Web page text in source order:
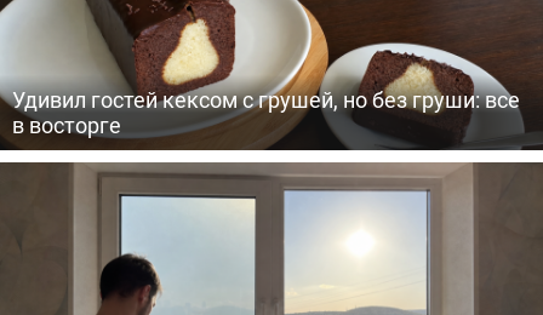
Удивил гостей кексом с грушей, но без груши: все
в восторге